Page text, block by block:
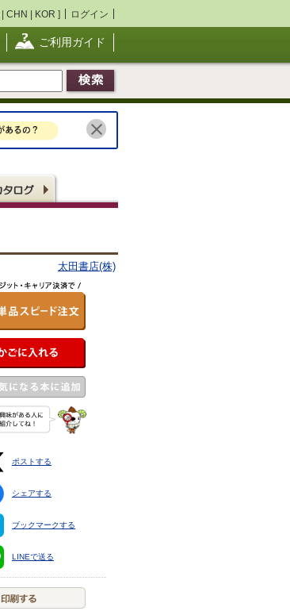
| CHN | KOR ] ログイン
ご利用ガイド
太田書店(株)
ポストする
シェアする
ブックマークする
LINEで送る